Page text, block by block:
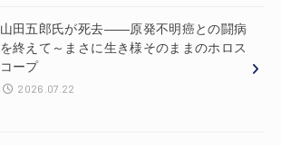
山田五郎氏が死去——原発不明癌との闘病
を終えて～まさに生き様そのままのホロス
コープ
2026.07.22